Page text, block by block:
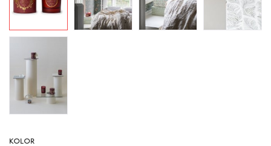
KOLOR